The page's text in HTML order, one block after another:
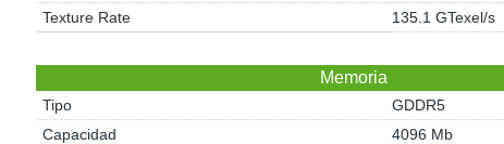
Texture Rate
135.1 GTexel/s
Memoria
Tipo
GDDR5
Capacidad
4096 Mb